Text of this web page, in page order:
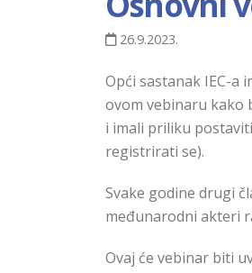
26.9.2023.
Opći sastanak IEC-a
ovom vebinaru kako
i imali priliku
registrirati se).
Svake godine drugi
međunarodni akteri
Ovaj će vebinar biti